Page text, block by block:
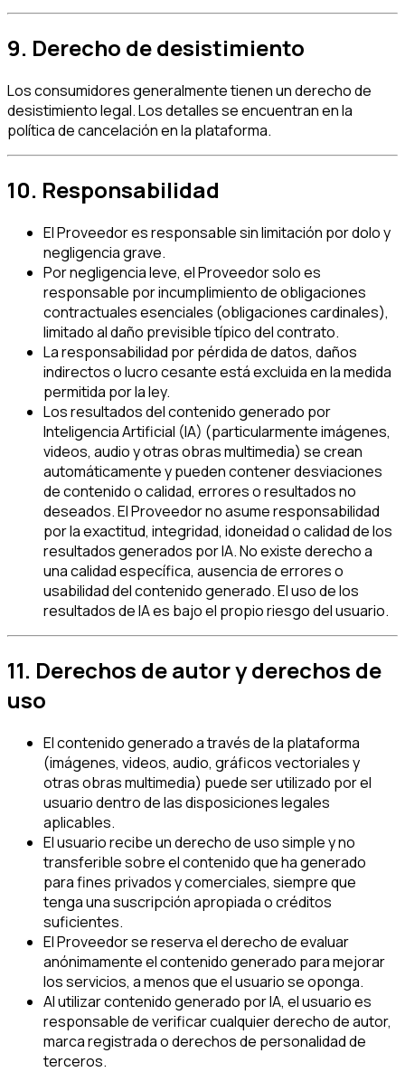
9. Derecho de desistimiento
Los consumidores generalmente tienen un derecho de
desistimiento legal. Los detalles se encuentran en la
política de cancelación en la plataforma.
10. Responsabilidad
El Proveedor es responsable sin limitación por dolo y
negligencia grave.
Por negligencia leve, el Proveedor solo es
responsable por incumplimiento de obligaciones
contractuales esenciales (obligaciones cardinales),
limitado al daño previsible típico del contrato.
La responsabilidad por pérdida de datos, daños
indirectos o lucro cesante está excluida en la medida
permitida por la ley.
Los resultados del contenido generado por
Inteligencia Artificial (IA) (particularmente imágenes,
videos, audio y otras obras multimedia) se crean
automáticamente y pueden contener desviaciones
de contenido o calidad, errores o resultados no
deseados. El Proveedor no asume responsabilidad
por la exactitud, integridad, idoneidad o calidad de los
resultados generados por IA. No existe derecho a
una calidad específica, ausencia de errores o
usabilidad del contenido generado. El uso de los
resultados de IA es bajo el propio riesgo del usuario.
11. Derechos de autor y derechos de
uso
El contenido generado a través de la plataforma
(imágenes, videos, audio, gráficos vectoriales y
otras obras multimedia) puede ser utilizado por el
usuario dentro de las disposiciones legales
aplicables.
El usuario recibe un derecho de uso simple y no
transferible sobre el contenido que ha generado
para fines privados y comerciales, siempre que
tenga una suscripción apropiada o créditos
suficientes.
El Proveedor se reserva el derecho de evaluar
anónimamente el contenido generado para mejorar
los servicios, a menos que el usuario se oponga.
Al utilizar contenido generado por IA, el usuario es
responsable de verificar cualquier derecho de autor,
marca registrada o derechos de personalidad de
terceros.